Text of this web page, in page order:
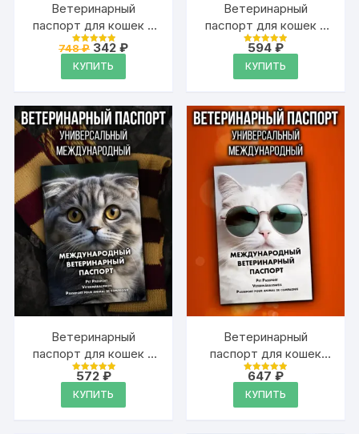
Ветеринарный
паспорт для кошек и
собак
международный
Оценка
из 5
748₽ Первоначальная
цена
составляла
748 ₽.
342₽Текущая
КУПИТЬ
Ветеринарный
паспорт для кошек и
собак
международный
Оценка
из 5
594 ₽
КУПИТЬ
Ветеринарный
паспорт для кошек и
собак
международный
Оценка
из 5
572 ₽
КУПИТЬ
Ветеринарный
паспорт для кошек
международный
Оценка
из 5
647 ₽
КУПИТЬ